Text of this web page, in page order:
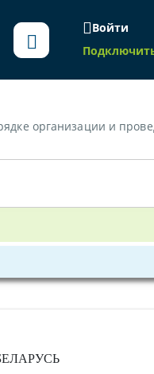
Войти
и проведения общественной